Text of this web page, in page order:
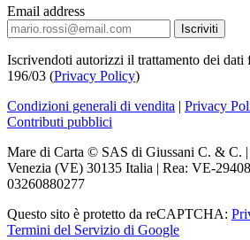
Email address
Iscrivendoti autorizzi il trattamento dei
196/03 (Privacy Policy)
Condizioni generali di vendita | Privacy
Contributi pubblici
Mare di Carta © SAS di Giussani C. & C. |
Venezia (VE) 30135 Italia | Rea: VE-
03260880277
Questo sito è protetto da reCAPTCHA:
Termini del Servizio di Google